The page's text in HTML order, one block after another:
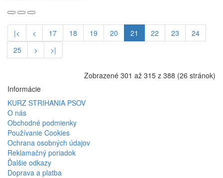
|< < 17 18 19 20 21 22 23
24
25
> >|
Zobrazené 301 až 315 z 388 (26 stránok)
Informácie
KURZ STRIHANIA PSOV
O nás
Obchodné podmienky
Používanie Cookies
Ochrana osobných údajov
Reklamačný poriadok
Ďalšie odkazy
Doprava a platba